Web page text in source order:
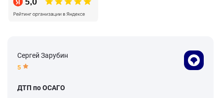
Сергей Зарубин
5
ДТП по ОСАГО